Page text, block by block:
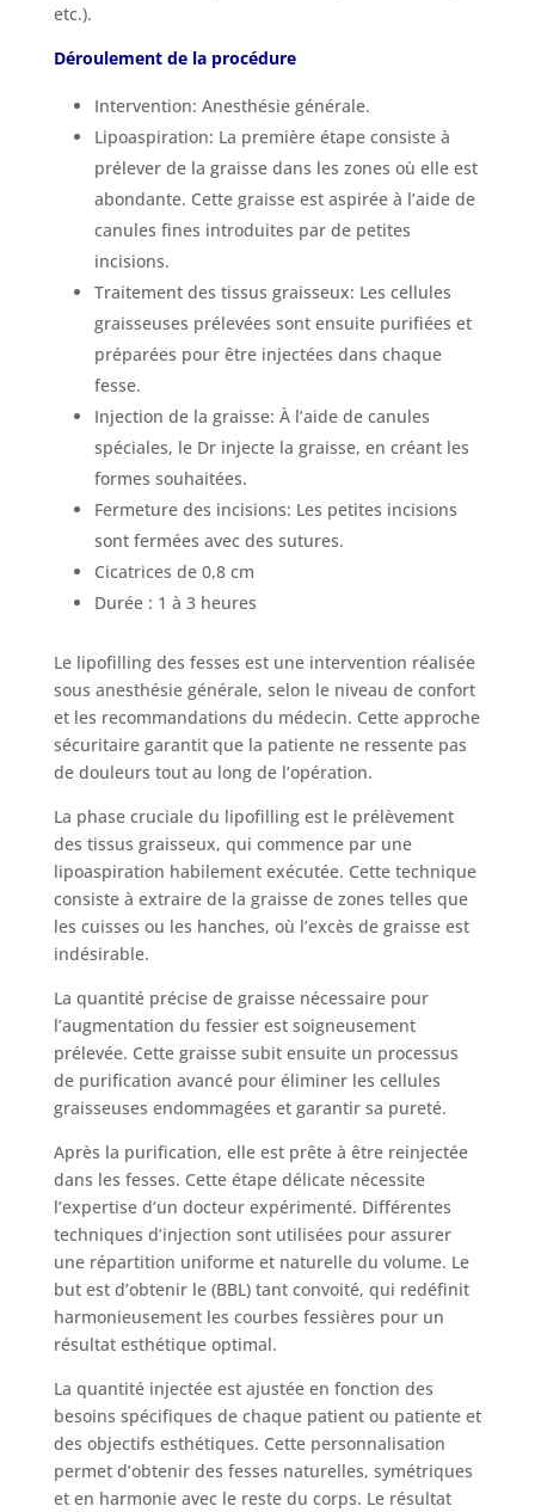
etc.).
Déroulement de la procédure
Intervention: Anesthésie générale.
Lipoaspiration: La première étape consiste à
prélever de la graisse dans les zones où elle est
abondante. Cette graisse est aspirée à l’aide de
canules fines introduites par de petites
incisions.
Traitement des tissus graisseux: Les cellules
graisseuses prélevées sont ensuite purifiées et
préparées pour être injectées dans chaque
fesse.
Injection de la graisse: À l’aide de canules
spéciales, le Dr injecte la graisse, en créant les
formes souhaitées.
Fermeture des incisions: Les petites incisions
sont fermées avec des sutures.
Cicatrices de 0,8 cm
Durée : 1 à 3 heures
Le lipofilling des fesses est une intervention réalisée
sous anesthésie générale, selon le niveau de confort
et les recommandations du médecin. Cette approche
sécuritaire garantit que la patiente ne ressente pas
de douleurs tout au long de l’opération.
La phase cruciale du lipofilling est le prélèvement
des tissus graisseux, qui commence par une
lipoaspiration habilement exécutée. Cette technique
consiste à extraire de la graisse de zones telles que
les cuisses ou les hanches, où l’excès de graisse est
indésirable.
La quantité précise de graisse nécessaire pour
l’augmentation du fessier est soigneusement
prélevée. Cette graisse subit ensuite un processus
de purification avancé pour éliminer les cellules
graisseuses endommagées et garantir sa pureté.
Après la purification, elle est prête à être reinjectée
dans les fesses. Cette étape délicate nécessite
l’expertise d’un docteur expérimenté. Différentes
techniques d’injection sont utilisées pour assurer
une répartition uniforme et naturelle du volume. Le
but est d’obtenir le (BBL) tant convoité, qui redéfinit
harmonieusement les courbes fessières pour un
résultat esthétique optimal.
La quantité injectée est ajustée en fonction des
besoins spécifiques de chaque patient ou patiente et
des objectifs esthétiques. Cette personnalisation
permet d’obtenir des fesses naturelles, symétriques
et en harmonie avec le reste du corps. Le résultat